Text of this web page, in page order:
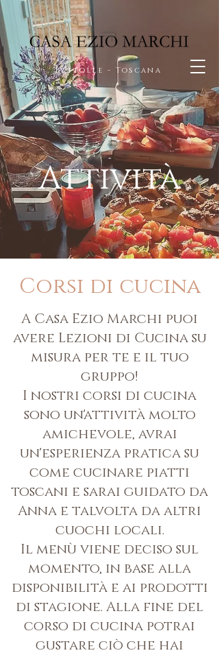
Bettolle - Toscana
Attività
Corsi di cucina
A Casa Ezio Marchi puoi
avere Lezioni di Cucina su
misura per te e il tuo
gruppo!
I nostri corsi di cucina
sono un'attività molto
amichevole, avrai
un'esperienza pratica su
come cucinare piatti
toscani e sarai guidato da
Anna e talvolta da altri
cuochi locali.
Il menù viene deciso sul
momento, in base alla
disponibilità e ai prodotti
di stagione. Alla fine del
corso di cucina potrai
gustare ciò che hai